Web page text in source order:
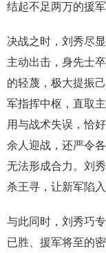
结起不足两万的援军
决战之时，刘秀尽
主动出击，身先士
的轻蔑，极大提振
军指挥中枢，直取
用与战术失误，恰
余人迎战，还严令
无法形成合力。刘
杀王寻，让新军陷
与此同时，刘秀巧
已胜、援军将至的